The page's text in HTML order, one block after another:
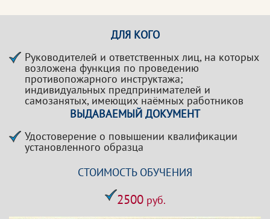
ДЛЯ КОГО
Руководителей и ответственных лиц, на которых
возложена функция по проведению
противопожарного инструктажа;
индивидуальных предпринимателей и
самозанятых, имеющих наёмных работников
ВЫДАВАЕМЫЙ ДОКУМЕНТ
Удостоверение о повышении квалификации
установленного образца
СТОИМОСТЬ ОБУЧЕНИЯ
2500руб.